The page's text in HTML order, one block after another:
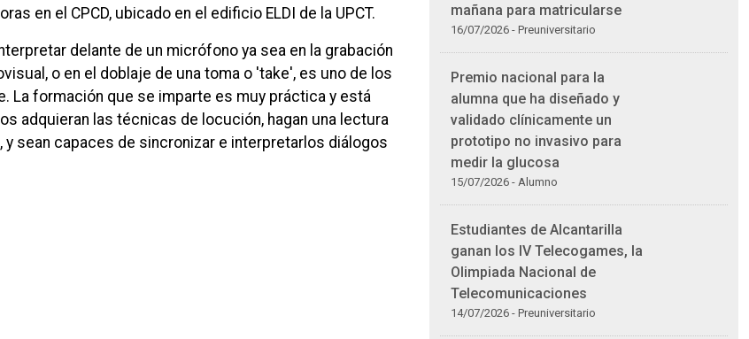
en el CPCD, ubicado en el edificio ELDI de la UPCT.
delante de un micrófono ya sea en la grabación
o en el doblaje de una toma o 'take', es uno de los
La formación que se imparte es muy práctica y está
adquieran las técnicas de locución, hagan una lectura
y sean capaces de sincronizar e interpretarlos diálogos
mañana para matricularse
16/07/2026 - Preuniversitario
Premio nacional para la
alumna que ha diseñado y
validado clínicamente un
prototipo no invasivo para
medir la glucosa
15/07/2026 - Alumno
Estudiantes de Alcantarilla
ganan los IV Telecogames, la
Olimpiada Nacional de
Telecomunicaciones
14/07/2026 - Preuniversitario